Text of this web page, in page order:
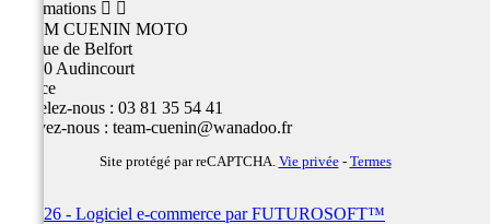
Informations  
TEAM CUENIN MOTO
26 Rue de Belfort
25400 Audincourt
France
Appelez-nous : 03 81 35 54 41
Écrivez-nous : team-cuenin@wanadoo.fr
Site protégé par reCAPTCHA. Vie privée- Termes
© 2026 - Logiciel e-commerce par FUTUROSOFT™